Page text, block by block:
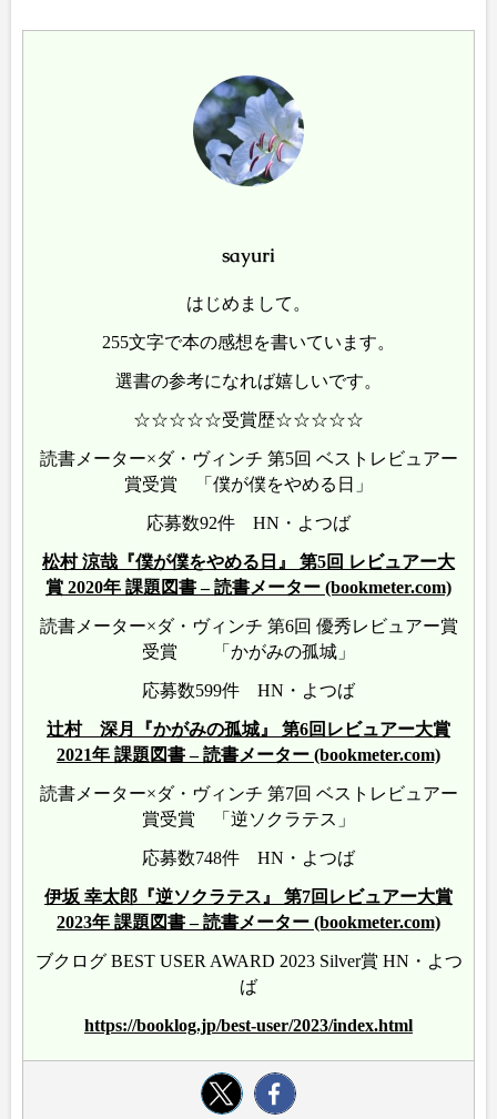
sayuri
はじめまして。
255文字で本の感想を書いています。
選書の参考になれば嬉しいです。
☆☆☆☆☆受賞歴☆☆☆☆☆
読書メーター×ダ・ヴィンチ 第5回 ベストレビュアー
賞受賞 「僕が僕をやめる日」
応募数92件 HN・よつば
松村 涼哉『僕が僕をやめる日』 第5回 レビュアー大
賞 2020年 課題図書 – 読書メーター (bookmeter.com)
読書メーター×ダ・ヴィンチ 第6回 優秀レビュアー賞
受賞 「かがみの孤城」
応募数599件 HN・よつば
辻村 深月『かがみの孤城』 第6回レビュアー大賞
2021年 課題図書 – 読書メーター (bookmeter.com)
読書メーター×ダ・ヴィンチ 第7回 ベストレビュアー
賞受賞 「逆ソクラテス」
応募数748件 HN・よつば
伊坂 幸太郎『逆ソクラテス』 第7回レビュアー大賞
2023年 課題図書 – 読書メーター (bookmeter.com)
ブクログ BEST USER AWARD 2023 Silver賞 HN・よつ
ば
https://booklog.jp/best-user/2023/index.html